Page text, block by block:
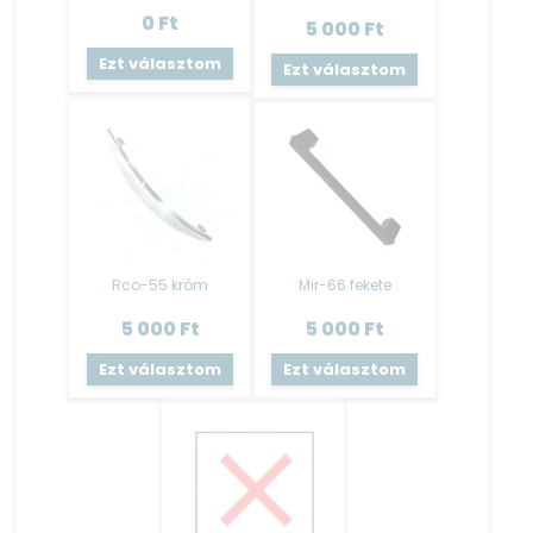
Bútorlap oldalvázú – fém fiókcsúszóval szerelt, a vázzal
0 Ft
Ezt választom
5 000 Ft
Ezt választom
Rco-55 króm
5 000 Ft
Ezt választom
Mir-66 fekete
5 000 Ft
Ezt választom